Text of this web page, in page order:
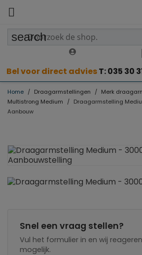

search
Bel voor direct adviesT: 035 30
Home Draagarmstellingen Merk
Multistrong Medium
Draagarmstelling
Aanbouw
Snel een vraag stellen?
Vul het formulier in en wij
mogelijk.